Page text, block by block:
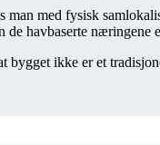
man med fysisk
de havbaserte næringene
bygget ikke er et